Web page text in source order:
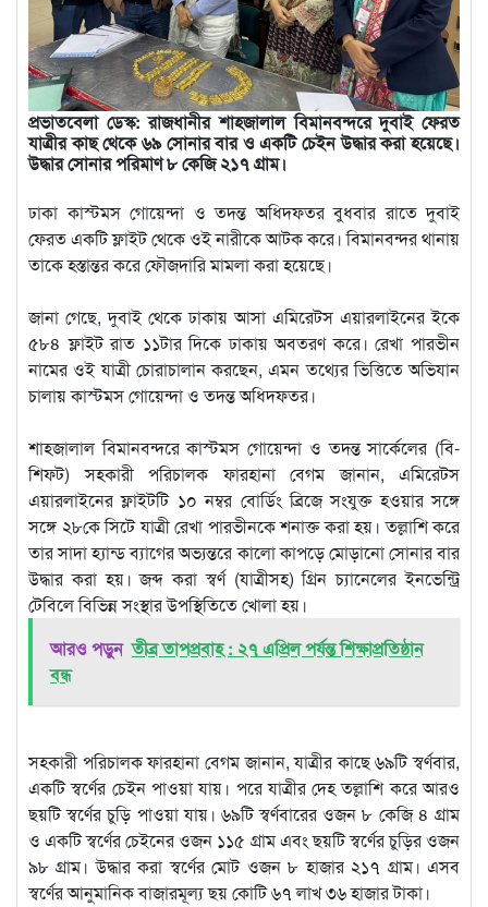
প্রভাতবেলা ডেস্ক: রাজধানীর শাহজালাল বিমানবন্দরে দুবাই ফেরত
যাত্রীর কাছ থেকে ৬৯ সোনার বার ও একটি চেইন উদ্ধার করা হয়েছে।
উদ্ধার সোনার পরিমাণ ৮ কেজি ২১৭ গ্রাম।
ঢাকা কাস্টমস গোয়েন্দা ও তদন্ত অধিদফতর বুধবার রাতে দুবাই
ফেরত একটি ফ্লাইট থেকে ওই নারীকে আটক করে। বিমানবন্দর থানায়
তাকে হস্তান্তর করে ফৌজদারি মামলা করা হয়েছে।
জানা গেছে, দুবাই থেকে ঢাকায় আসা এমিরেটস এয়ারলাইনের ইকে
৫৮৪ ফ্লাইট রাত ১১টার দিকে ঢাকায় অবতরণ করে। রেখা পারভীন
নামের ওই যাত্রী চোরাচালান করছেন, এমন তথ্যের ভিত্তিতে অভিযান
চালায় কাস্টমস গোয়েন্দা ও তদন্ত অধিদফতর।
শাহজালাল বিমানবন্দরে কাস্টমস গোয়েন্দা ও তদন্ত সার্কেলের (বি-
শিফট) সহকারী পরিচালক ফারহানা বেগম জানান, এমিরেটস
এয়ারলাইনের ফ্লাইটটি ১০ নম্বর বোর্ডিং ব্রিজে সংযুক্ত হওয়ার সঙ্গে
সঙ্গে ২৮কে সিটে যাত্রী রেখা পারভীনকে শনাক্ত করা হয়। তল্লাশি করে
তার সাদা হ্যান্ড ব্যাগের অভ্যন্তরে কালো কাপড়ে মোড়ানো সোনার বার
উদ্ধার করা হয়। জব্দ করা স্বর্ণ (যাত্রীসহ) গ্রিন চ্যানেলের ইনভেন্ট্রি
টেবিলে বিভিন্ন সংস্থার উপস্থিতিতে খোলা হয়।
আরও পড়ুন তীব্র তাপপ্রবাহ : ২৭ এপ্রিল পর্যন্ত শিক্ষাপ্রতিষ্ঠান
বন্ধ
সহকারী পরিচালক ফারহানা বেগম জানান, যাত্রীর কাছে ৬৯টি স্বর্ণবার,
একটি স্বর্ণের চেইন পাওয়া যায়। পরে যাত্রীর দেহ তল্লাশি করে আরও
ছয়টি স্বর্ণের চুড়ি পাওয়া যায়। ৬৯টি স্বর্ণবারের ওজন ৮ কেজি ৪ গ্রাম
ও একটি স্বর্ণের চেইনের ওজন ১১৫ গ্রাম এবং ছয়টি স্বর্ণের চুড়ির ওজন
৯৮ গ্রাম। উদ্ধার করা স্বর্ণের মোট ওজন ৮ হাজার ২১৭ গ্রাম। এসব
স্বর্ণের আনুমানিক বাজারমূল্য ছয় কোটি ৬৭ লাখ ৩৬ হাজার টাকা।